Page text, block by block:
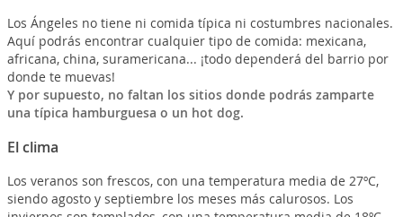
Los Ángeles no tiene ni comida típica ni costumbres nacionales.
Aquí podrás encontrar cualquier tipo de comida: mexicana,
africana, china, suramericana... ¡todo dependerá del barrio por
donde te muevas!
Y por supuesto, no faltan los sitios donde podrás zamparte
una típica hamburguesa o un hot dog.
El clima
Los veranos son frescos, con una temperatura media de 27ºC,
siendo agosto y septiembre los meses más calurosos. Los